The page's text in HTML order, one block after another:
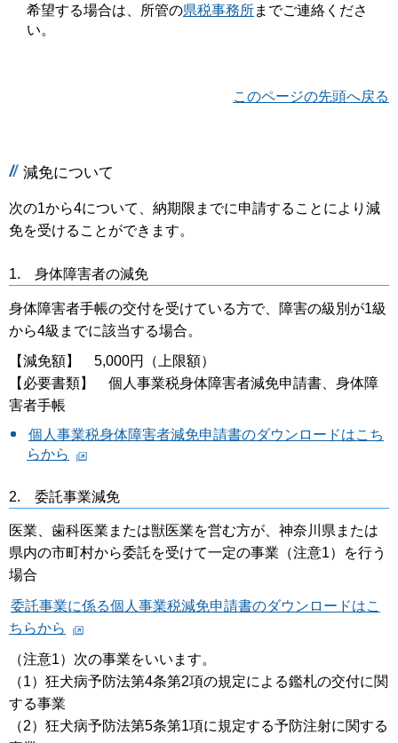
希望する場合は、所管の県税事務所までご連絡くださ
い。
このページの先頭へ戻る
減免について
次の1から4について、納期限までに申請することにより減
免を受けることができます。
1. 身体障害者の減免
身体障害者手帳の交付を受けている方で、障害の級別が1級
から4級までに該当する場合。
【減免額】 5,000円（上限額）
【必要書類】 個人事業税身体障害者減免申請書、身体障
害者手帳
個人事業税身体障害者減免申請書のダウンロードはこち
らから
2. 委託事業減免
医業、歯科医業または獣医業を営む方が、神奈川県または
県内の市町村から委託を受けて一定の事業（注意1）を行う
場合
委託事業に係る個人事業税減免申請書のダウンロードはこ
ちらから
（注意1）次の事業をいいます。
（1）狂犬病予防法第4条第2項の規定による鑑札の交付に関
する事業
（2）狂犬病予防法第5条第1項に規定する予防注射に関する